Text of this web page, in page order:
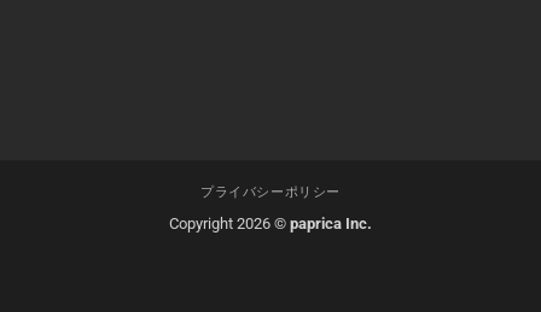
プライバシーポリシー
Copyright 2026 © paprica Inc.